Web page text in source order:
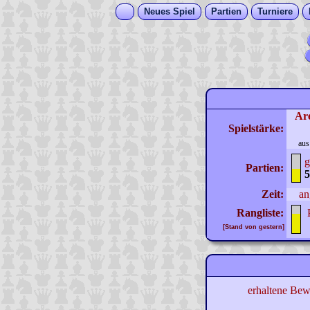
Neues Spiel Partien Turniere
Spielstärke:
Partien:
Zeit:
Rangliste:
[Stand von gestern]
erhaltene